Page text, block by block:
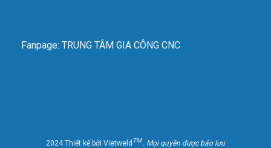
Fanpage: TRUNG TÂM GIA CÔNG CNC
2024 Thiết kế bởi Vietweld TM. Mọi quyền được bảo lưu